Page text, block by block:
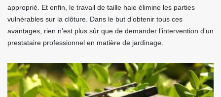
approprié. Et enfin, le travail de taille haie élimine les parties
vulnérables sur la clôture. Dans le but d’obtenir tous ces
avantages, rien n’est plus sûr que de demander l’intervention d’un
prestataire professionnel en matière de jardinage.